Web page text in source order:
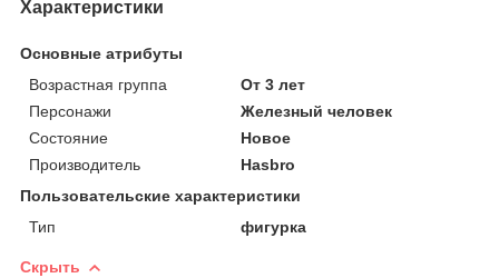
Характеристики
Основные атрибуты
Возрастная группа
От 3 лет
Персонажи
Железный человек
Состояние
Новое
Производитель
Hasbro
Пользовательские характеристики
Тип
фигурка
Скрыть